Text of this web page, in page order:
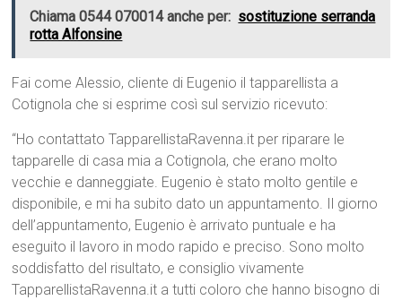
Chiama 0544 070014 anche per: sostituzione serranda
rotta Alfonsine
Fai come Alessio, cliente di Eugenio il tapparellista a
Cotignola che si esprime così sul servizio ricevuto:
“Ho contattato TapparellistaRavenna.it per riparare le
tapparelle di casa mia a Cotignola, che erano molto
vecchie e danneggiate. Eugenio è stato molto gentile e
disponibile, e mi ha subito dato un appuntamento. Il giorno
dell’appuntamento, Eugenio è arrivato puntuale e ha
eseguito il lavoro in modo rapido e preciso. Sono molto
soddisfatto del risultato, e consiglio vivamente
TapparellistaRavenna.it a tutti coloro che hanno bisogno di